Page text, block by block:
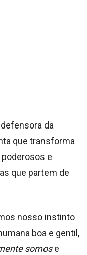
da
que transforma
e
que partem de
nosso instinto
boa e gentil,
somose